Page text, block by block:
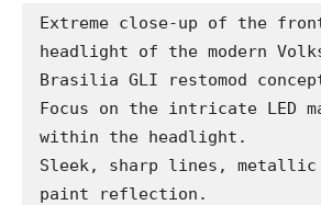
Extreme close-up of the
headlight of the modern
Brasilia GLI restomod
Focus on the intricate LED
within the headlight.
Sleek, sharp lines, metallic
paint reflection.